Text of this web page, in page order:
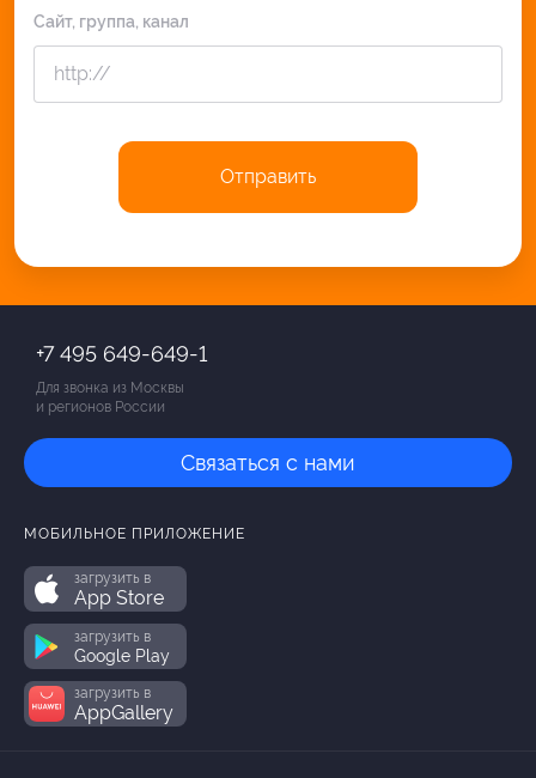
Сайт, группа, канал
Отправить
+7 495 649-649-1
Для звонка из Москвы
и регионов России
Связаться с нами
МОБИЛЬНОЕ ПРИЛОЖЕНИЕ
загрузить в
App Store
загрузить в
Google Play
загрузить в
AppGallery